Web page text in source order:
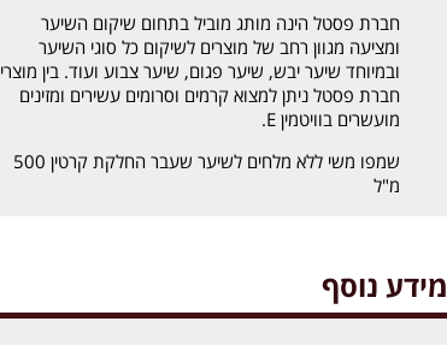
חברת פסטל הינה מותג מוביל בתחום שיקום השיער
ומציעה מגוון רחב של מוצרים לשיקום כל סוגי השיער
ובמיוחד שיער יבש, שיער פגום, שיער צבוע ועוד. בין מוצרי
חברת פסטל ניתן למצוא קרמים וסרומים עשירים ומזינים
מועשרים בוויטמין E.
שמפו משי ללא מלחים לשיער שעבר החלקת קרטין 500
מ"ל
מידע נוסף